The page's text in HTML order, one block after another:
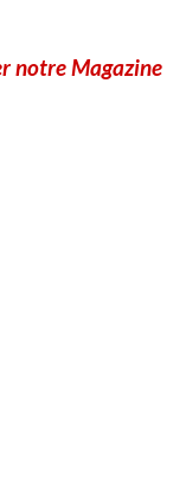
notre Magazine